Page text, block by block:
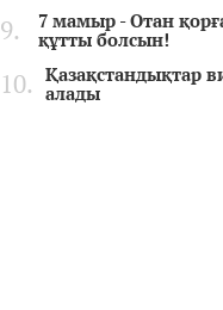
7 мамыр - Отан
құтты болсын!
Қазақстандықтар
алады